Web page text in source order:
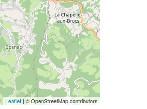
Leaflet | © OpenStreetMap contributors